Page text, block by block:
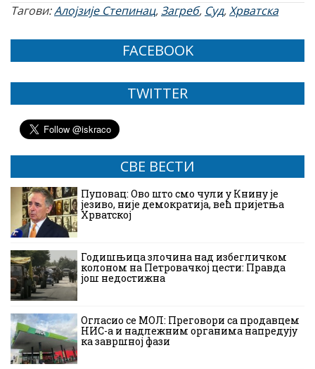
Тагови:Алојзије Степинац,Загреб, Суд,Хрватска
FACEBOOK
TWITTER
СВЕ ВЕСТИ
Пуповац: Ово што смо чули у Книну је
језиво, није демократија, већ пријетња
Хрватској
Годишњица злочина над избегличком
колоном на Петровачкој цести: Правда
још недостижна
Огласио се МОЛ: Преговори са продавцем
НИС-а и надлежним органима напредују
ка завршној фази